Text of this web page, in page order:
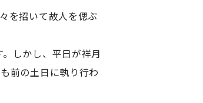
を招いて故人を偲ぶ
しかし、平日が祥月
前の土日に執り行わ